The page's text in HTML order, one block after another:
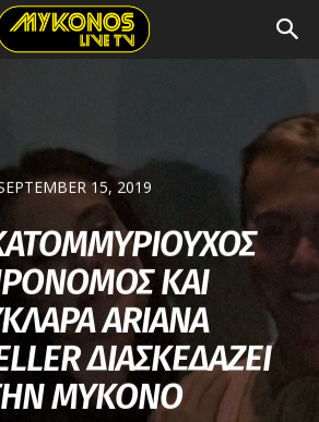
15, 2019
ΚΑΙ
ARIANA
ΔΙΑΣΚΕΔΑΖΕΙ
ΜΥΚΟΝΟ